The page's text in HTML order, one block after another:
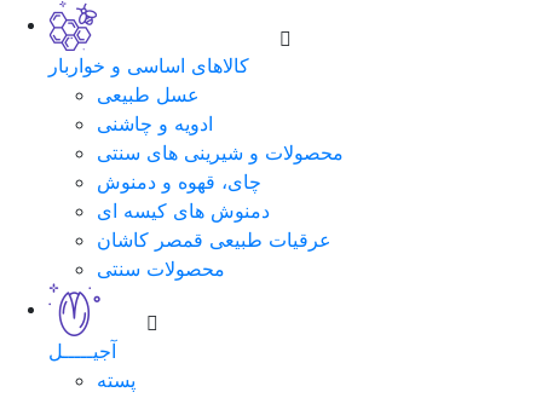
کالاهای اساسی و خواربار
عسل طبیعی
ادویه و چاشنی
محصولات و شیرینی های سنتی
چای، قهوه و دمنوش
دمنوش های کیسه ای
عرقیات طبیعی قمصر کاشان
محصولات سنتی
آجیـــــل
پسته